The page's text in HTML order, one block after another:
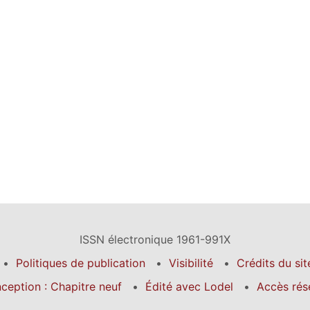
ISSN électronique 1961-991X
Politiques de publication
Visibilité
Crédits du
: Chapitre neuf
Édité avec Lodel Accès